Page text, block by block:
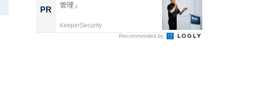
PR
管理』
KeeperSecurity
Recommended by